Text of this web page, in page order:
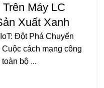
Máy LC
Xuất Xanh
Đột Phá Chuyển
cách mạng công
bộ ...